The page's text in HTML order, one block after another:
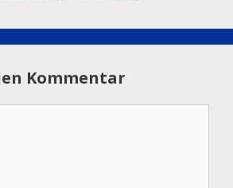
Kommentar